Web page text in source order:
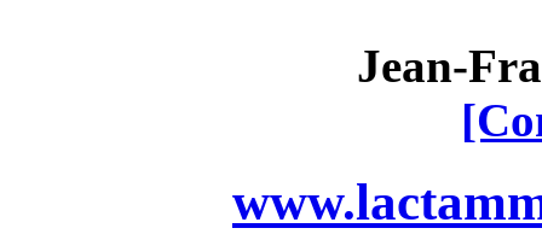
Jean-